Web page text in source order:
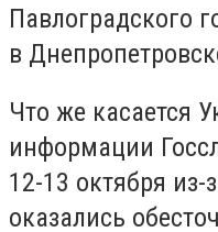
Павлоградского
в
Что же касается
информации
12-13 октября
оказались